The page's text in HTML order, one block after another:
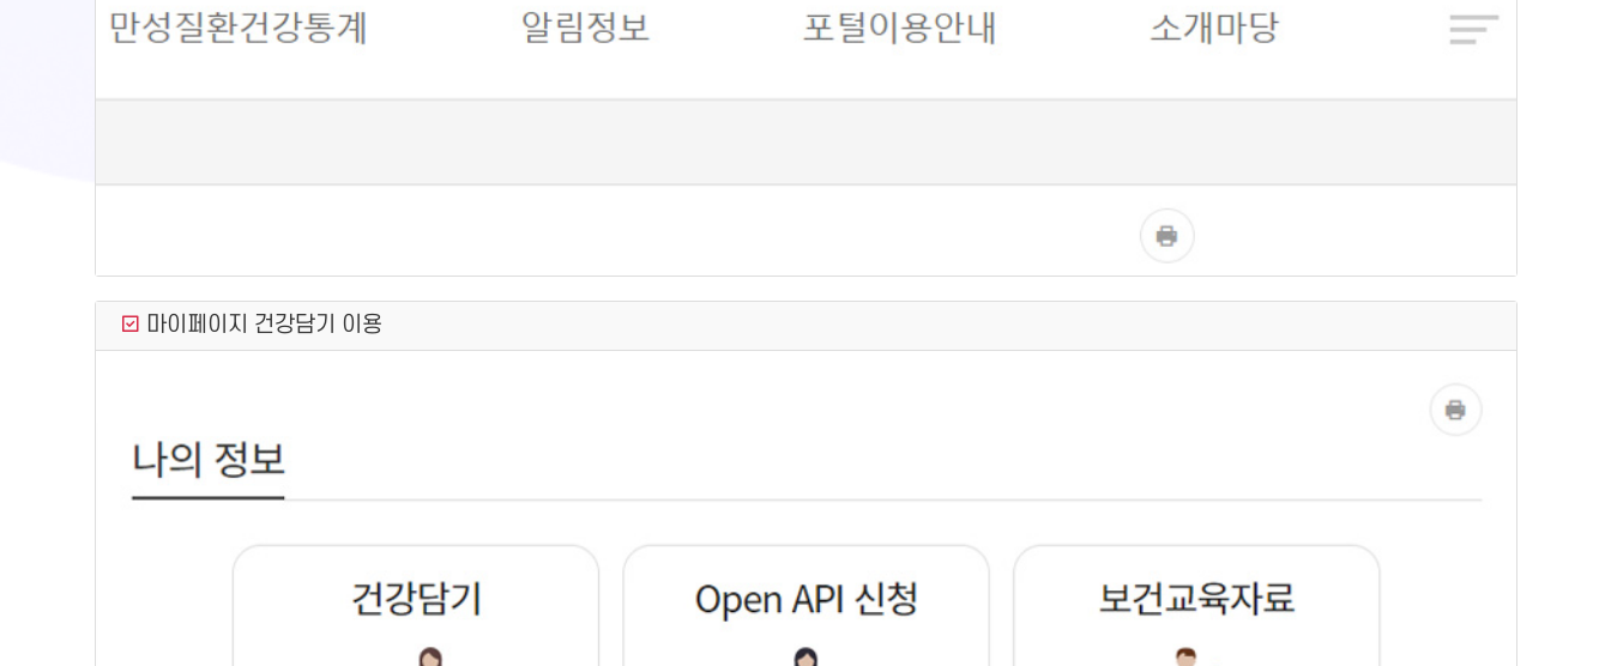
마이페이지 건강담기 이용